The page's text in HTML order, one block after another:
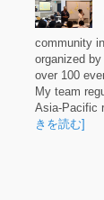
community
organized
over 100
My team
Asia-Pacific
きを読む]